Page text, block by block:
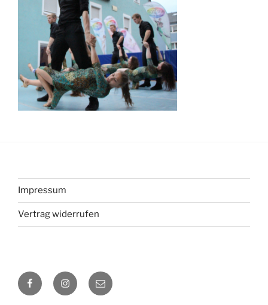
Impressum
Vertrag widerrufen
FacebookInstagramMail